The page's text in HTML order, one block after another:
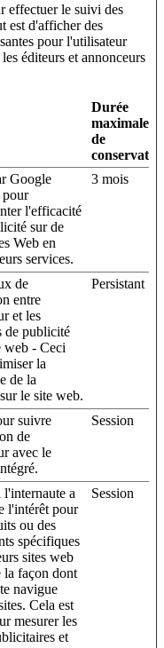
effectuer le suivi des
est d'afficher des
pour l'utilisateur
éditeurs et annonceurs
Durée
maximale
de
Google
pour
l'efficacité
sur de
Web en
services.
3 mois
de
entre
et les
de publicité
web - Ceci
la
de la
le site web.
Persistant
suivre
de
avec le
Session
l'internaute a
l'intérêt pour
ou des
spécifiques
sites web
la façon dont
navigue
Cela est
mesurer les
et
Session